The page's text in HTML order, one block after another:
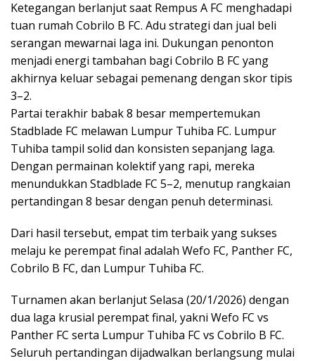
Ketegangan berlanjut saat Rempus A FC menghadapi
tuan rumah Cobrilo B FC. Adu strategi dan jual beli
serangan mewarnai laga ini. Dukungan penonton
menjadi energi tambahan bagi Cobrilo B FC yang
akhirnya keluar sebagai pemenang dengan skor tipis
3–2.
Partai terakhir babak 8 besar mempertemukan
Stadblade FC melawan Lumpur Tuhiba FC. Lumpur
Tuhiba tampil solid dan konsisten sepanjang laga.
Dengan permainan kolektif yang rapi, mereka
menundukkan Stadblade FC 5–2, menutup rangkaian
pertandingan 8 besar dengan penuh determinasi.
Dari hasil tersebut, empat tim terbaik yang sukses
melaju ke perempat final adalah Wefo FC, Panther FC,
Cobrilo B FC, dan Lumpur Tuhiba FC.
Turnamen akan berlanjut Selasa (20/1/2026) dengan
dua laga krusial perempat final, yakni Wefo FC vs
Panther FC serta Lumpur Tuhiba FC vs Cobrilo B FC.
Seluruh pertandingan dijadwalkan berlangsung mulai